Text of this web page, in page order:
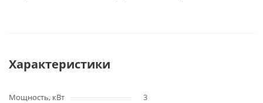
Характеристики
Мощность, кВт
3